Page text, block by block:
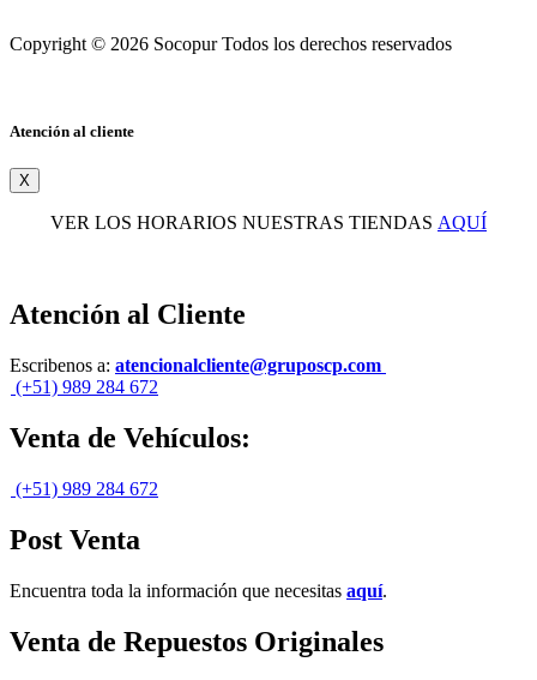
Copyright © 2026 Socopur Todos los derechos reservados
Atención al cliente
X
VER LOS HORARIOS NUESTRAS TIENDAS AQUÍ
Atención al Cliente
Escribenos a: atencionalcliente@gruposcp.com
(+51) 989 284 672
Venta de Vehículos:
(+51) 989 284 672
Post Venta
Encuentra toda la información que necesitas aquí.
Venta de Repuestos Originales